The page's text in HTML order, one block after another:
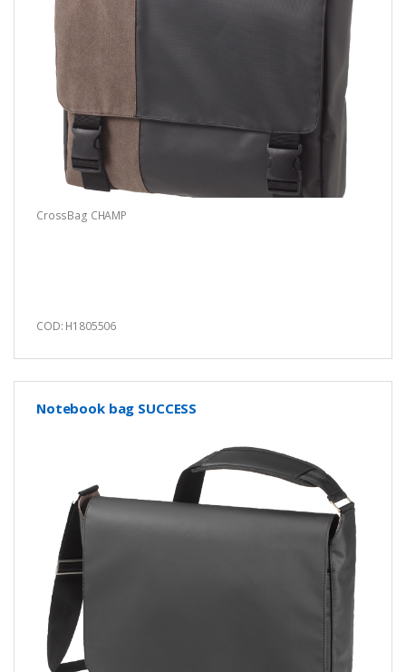
CrossBag CHAMP
COD: H1805506
Notebook bag SUCCESS